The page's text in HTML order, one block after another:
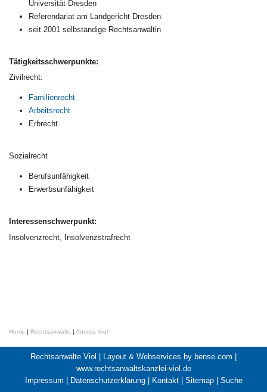
Universität Dresden
Referendariat am Landgericht Dresden
seit 2001 selbständige Rechtsanwältin
Tätigkeitsschwerpunkte:
Zivilrecht:
Familienrecht
Arbeitsrecht
Erbrecht
Sozialrecht
Berufsunfähigkeit
Erwerbsunfähigkeit
Interessenschwerpunkt:
Insolvenzrecht, Insolvenzstrafrecht
Home | Rechtsanwälte | Andrea Viol
Rechtsanwälte Viol | Layout & Webservices by bense.com |
www.rechtsanwaltskanzlei-viol.de
Impressum | Datenschutzerklärung| Kontakt| Sitemap| Suche